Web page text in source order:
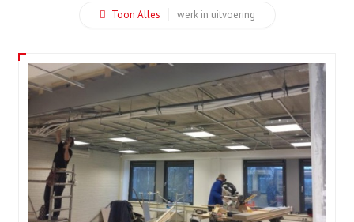
Toon Alles
werk in uitvoering